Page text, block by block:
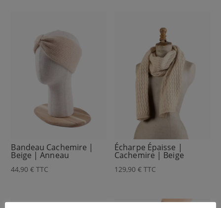
Bandeau Cachemire |
Beige | Anneau
44,90€ TTC
Écharpe Épaisse |
Cachemire | Beige
129,90€ TTC